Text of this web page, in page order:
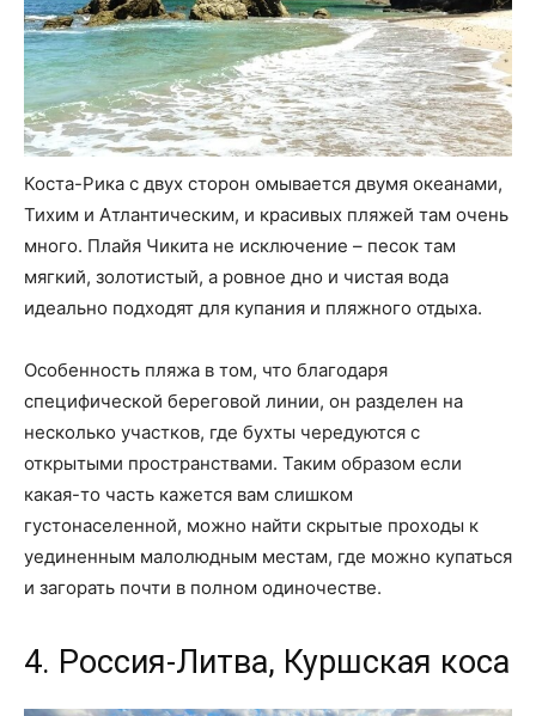
Коста-Рика с двух сторон омывается двумя океанами,
Тихим и Атлантическим, и красивых пляжей там очень
много. Плайя Чикита не исключение – песок там
мягкий, золотистый, а ровное дно и чистая вода
идеально подходят для купания и пляжного отдыха.
Особенность пляжа в том, что благодаря
специфической береговой линии, он разделен на
несколько участков, где бухты чередуются с
открытыми пространствами. Таким образом если
какая-то часть кажется вам слишком
густонаселенной, можно найти скрытые проходы к
уединенным малолюдным местам, где можно купаться
и загорать почти в полном одиночестве.
4. Россия-Литва, Куршская коса